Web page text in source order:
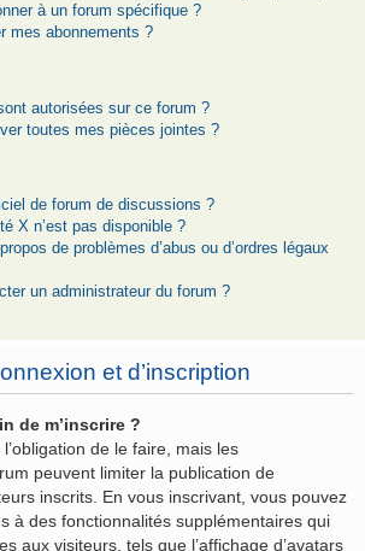
à un forum spécifique ?
mes abonnements ?
autorisées sur ce forum ?
toutes mes pièces jointes ?
de forum de discussions ?
X n’est pas disponible ?
de problèmes d’abus ou d’ordres légaux
un administrateur du forum ?
et d’inscription
de m’inscrire ?
de le faire, mais les
peuvent limiter la publication de
inscrits. En vous inscrivant, vous pouvez
à des fonctionnalités supplémentaires qui
aux visiteurs, tels que l’affichage d’avatars